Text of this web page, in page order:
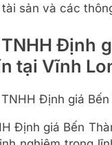
sản và các
Định
tại Vĩnh
Định giá
Định giá Bến